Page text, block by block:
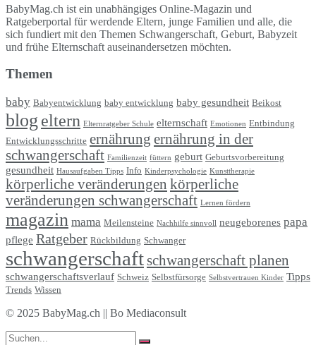
BabyMag.ch ist ein unabhängiges Online-Magazin und
Ratgeberportal für werdende Eltern, junge Familien und alle, die
sich fundiert mit den Themen Schwangerschaft, Geburt, Babyzeit
und frühe Elternschaft auseinandersetzen möchten.
Themen
baby Babyentwicklung baby entwicklung baby gesundheit Beikost
blog eltern Elternratgeber Schule elternschaft Emotionen Entbindung
Entwicklungsschritte ernährung ernährung in der
schwangerschaft Familienzeit füttern geburt Geburtsvorbereitung
gesundheit Hausaufgaben Tipps Info Kinderpsychologie Kunsttherapie
körperliche veränderungen körperliche
veränderungen schwangerschaft Lernen fördern
magazin mama Meilensteine Nachhilfe sinnvoll neugeborenes papa
pflege Ratgeber Rückbildung Schwanger
schwangerschaft schwangerschaft planen
schwangerschaftsverlauf Schweiz Selbstfürsorge Selbstvertrauen Kinder Tipps
Trends Wissen
© 2025 BabyMag.ch || Bo Mediaconsult